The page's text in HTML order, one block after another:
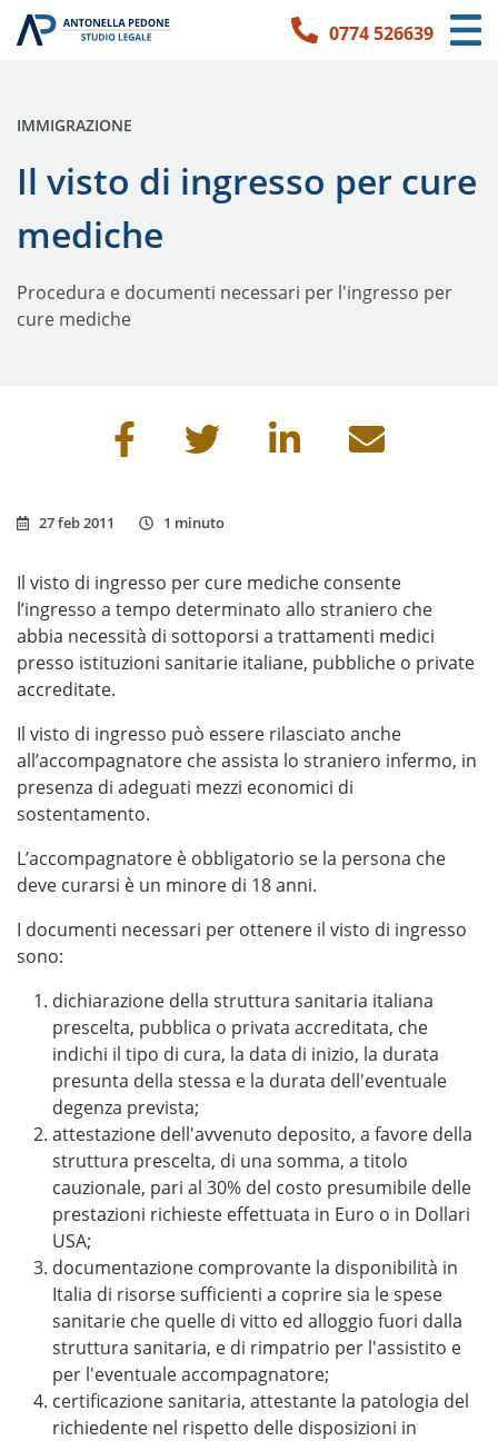
Link per l'accessibilità
Vai ai contenuti principali
Vai ai contatti0774 526639
Il visto di ingresso per cure
mediche
PUBBLICATO IN:
IMMIGRAZIONE
Procedura e documenti necessari per l'ingresso per
cure mediche
Condividi questa pagina
27 feb 2011 1 minuto
Il visto di ingresso per cure mediche consente
l’ingresso a tempo determinato allo straniero che
abbia necessità di sottoporsi a trattamenti medici
presso istituzioni sanitarie italiane, pubbliche o private
accreditate.
Il visto di ingresso può essere rilasciato anche
all’accompagnatore che assista lo straniero infermo, in
presenza di adeguati mezzi economici di
sostentamento.
L’accompagnatore è obbligatorio se la persona che
deve curarsi è un minore di 18 anni.
I documenti necessari per ottenere il visto di ingresso
sono:
dichiarazione della struttura sanitaria italiana
prescelta, pubblica o privata accreditata, che
indichi il tipo di cura, la data di inizio, la durata
presunta della stessa e la durata dell'eventuale
degenza prevista;
attestazione dell'avvenuto deposito, a favore della
struttura prescelta, di una somma, a titolo
cauzionale, pari al 30% del costo presumibile delle
prestazioni richieste effettuata in Euro o in Dollari
USA;
documentazione comprovante la disponibilità in
Italia di risorse sufficienti a coprire sia le spese
sanitarie che quelle di vitto ed alloggio fuori dalla
struttura sanitaria, e di rimpatrio per l'assistito e
per l'eventuale accompagnatore;
certificazione sanitaria, attestante la patologia del
richiedente nel rispetto delle disposizioni in